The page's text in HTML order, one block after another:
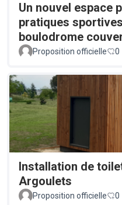
Un nouvel espace
pratiques
boulodrome
Proposition officielle 0
Installation de
Argoulets
Proposition officielle 0